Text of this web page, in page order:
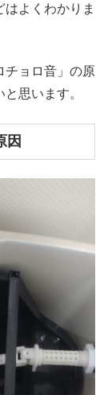
よくわかりま
チョロ音」の原
思います。
因